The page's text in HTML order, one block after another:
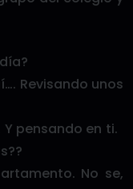
Revisando unos
pensando en ti.
No se,